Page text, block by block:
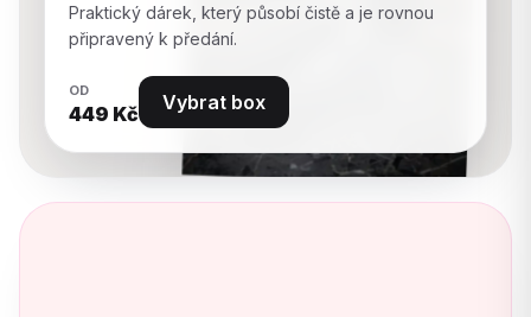
Praktický dárek, který působí čistě a je rovnou
připravený k předání.
OD
449 Kč Vybrat box